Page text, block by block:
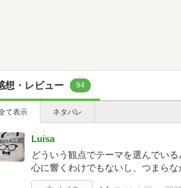
想・レビュー 94
て表示 ネタバレ
Luisa
どういう観点でテーマを選んでい
心に響くわけでもないし、つまらな